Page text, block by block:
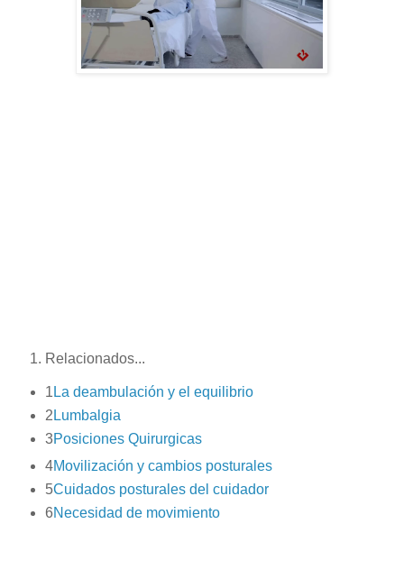
Relacionados...
1 La deambulación y el equilibrio
2 Lumbalgia
3Posiciones Quirurgicas
4Movilización y cambios posturales
5Cuidados posturales del cuidador
6Necesidad de movimiento